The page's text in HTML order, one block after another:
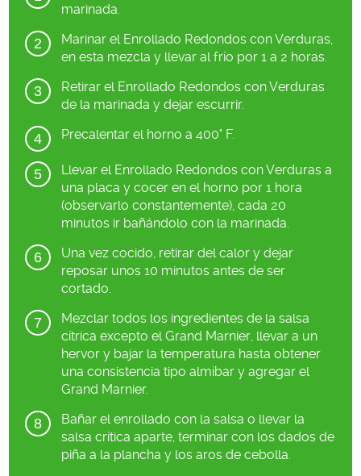
marinada.
Marinar el Enrollado Redondos con Verduras,
en esta mezcla y llevar al frío por 1 a 2 horas.
Retirar el Enrollado Redondos con Verduras
de la marinada y dejar escurrir.
Precalentar el horno a 400° F.
Llevar el Enrollado Redondos con Verduras a
una placa y cocer en el horno por 1 hora
(observarlo constantemente), cada 20
minutos ir bañándolo con la marinada.
Una vez cocido, retirar del calor y dejar
reposar unos 10 minutos antes de ser
cortado.
Mezclar todos los ingredientes de la salsa
cítrica excepto el Grand Marnier, llevar a un
hervor y bajar la temperatura hasta obtener
una consistencia tipo almíbar y agregar el
Grand Marnier.
Bañar el enrollado con la salsa o llevar la
salsa crítica aparte, terminar con los dados de
piña a la plancha y los aros de cebolla.